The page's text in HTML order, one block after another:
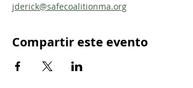
jderick@safecoalitionma.org
Compartir este evento